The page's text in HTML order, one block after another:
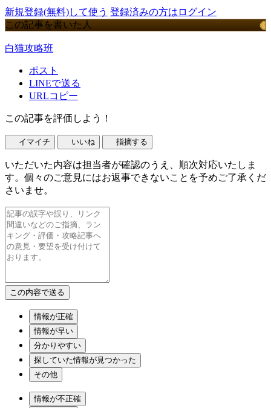
新規登録(無料)して使う 登録済みの方はログイン
この記事を書いた人
白猫攻略班
ポスト
LINEで送る
URLコピー
この記事を評価しよう！
イマイチ いいね 指摘する
いただいた内容は担当者が確認のうえ、順次対応いたしま
す。個々のご意見にはお返事できないことを予めご了承くだ
さいませ。
情報が正確
情報が早い
分かりやすい
探していた情報が見つかった
その他
情報が不正確